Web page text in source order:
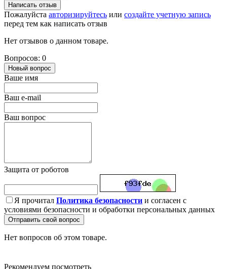
Написать отзыв
Пожалуйста авторизируйтесь или создайте учетную запись
перед тем как написать отзыв
Нет отзывов о данном товаре.
Вопросов: 0
Новый вопрос
Ваше имя
Ваш e-mail
Ваш вопрос
Защита от роботов
Я прочитал Политика безопасности и согласен с
условиями безопасности и обработки персональных данных
Отправить свой вопрос
Нет вопросов об этом товаре.
Рекомендуем посмотреть